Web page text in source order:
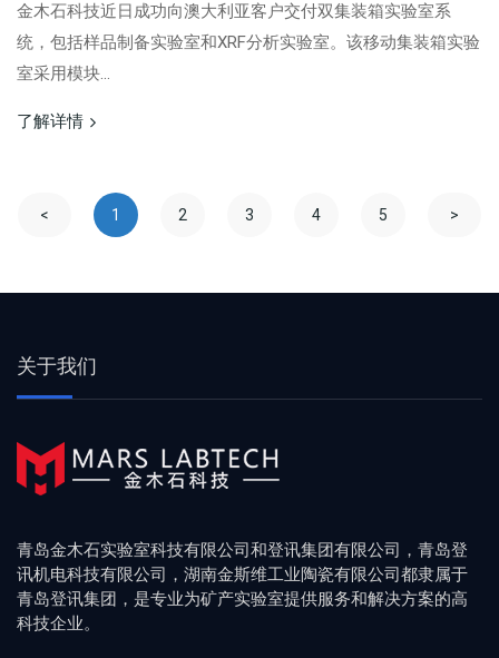
金木石科技近日成功向澳大利亚客户交付双集装箱实验室系
统，包括样品制备实验室和XRF分析实验室。该移动集装箱实验
室采用模块...
了解详情
< 1 2 3 4 5 >
关于我们
青岛金木石实验室科技有限公司和登讯集团有限公司，青岛登
讯机电科技有限公司，湖南金斯维工业陶瓷有限公司都隶属于
青岛登讯集团，是专业为矿产实验室提供服务和解决方案的高
科技企业。